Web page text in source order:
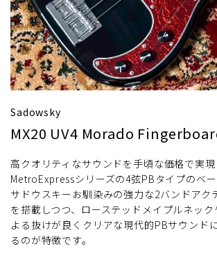
Sadowsky
MX20 UV4 Morado
高クオリティなサウンドを手頃な価格で実現
MetroExpressシリーズの4弦PBタイプのベー
サドウスキーお馴染みの強力な2バンドアク
を搭載しつつ、ローステッドメイプルネッ
よる抜けが良くクリアな現代的PBサウンド
るのが特徴です。